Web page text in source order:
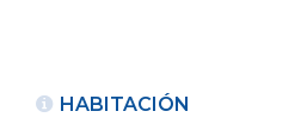
HABITACIÓN